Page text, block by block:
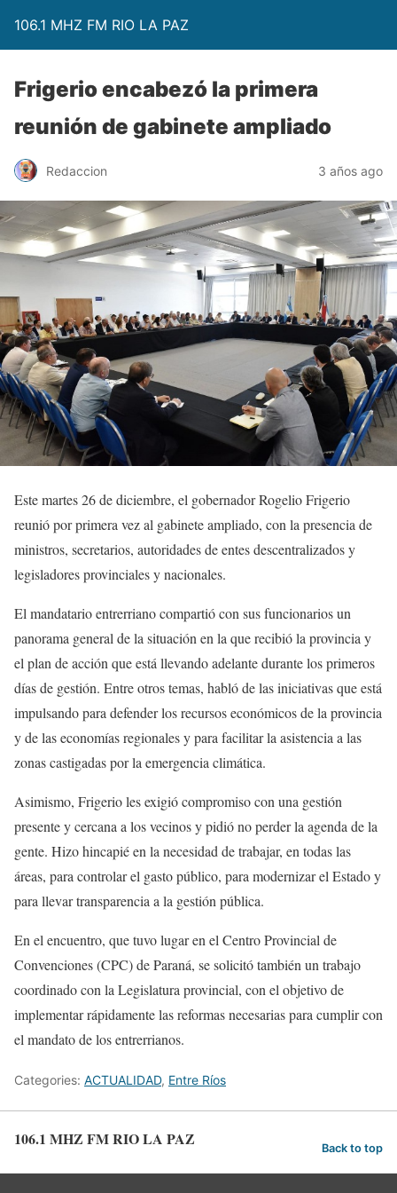
106.1 MHZ FM RIO LA PAZ
Frigerio encabezó la primera
reunión de gabinete ampliado
Redaccion 3 años ago
Este martes 26 de diciembre, el gobernador Rogelio Frigerio
reunió por primera vez al gabinete ampliado, con la presencia de
ministros, secretarios, autoridades de entes descentralizados y
legisladores provinciales y nacionales.
El mandatario entrerriano compartió con sus funcionarios un
panorama general de la situación en la que recibió la provincia y
el plan de acción que está llevando adelante durante los primeros
días de gestión. Entre otros temas, habló de las iniciativas que está
impulsando para defender los recursos económicos de la provincia
y de las economías regionales y para facilitar la asistencia a las
zonas castigadas por la emergencia climática.
Asimismo, Frigerio les exigió compromiso con una gestión
presente y cercana a los vecinos y pidió no perder la agenda de la
gente. Hizo hincapié en la necesidad de trabajar, en todas las
áreas, para controlar el gasto público, para modernizar el Estado y
para llevar transparencia a la gestión pública.
En el encuentro, que tuvo lugar en el Centro Provincial de
Convenciones (CPC) de Paraná, se solicitó también un trabajo
coordinado con la Legislatura provincial, con el objetivo de
implementar rápidamente las reformas necesarias para cumplir con
el mandato de los entrerrianos.
Categories: ACTUALIDAD, Entre Ríos
106.1 MHZ FM RIO LA PAZ Back to top